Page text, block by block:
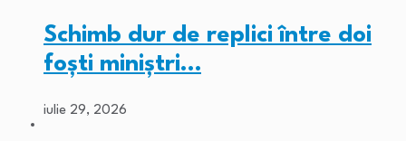
Schimb dur de replici între doi
foști miniștri…
iulie 29, 2026